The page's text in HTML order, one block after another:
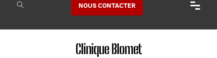
NOUS CONTACTER
Clinique Blomet